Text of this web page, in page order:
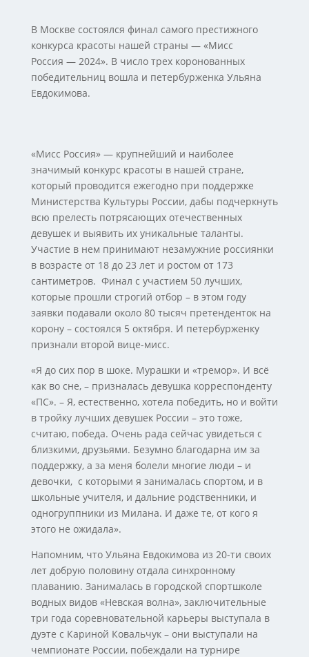
В Москве состоялся финал самого престижного
конкурса красоты нашей страны — «Мисс
Россия — 2024». В число трех коронованных
победительниц вошла и петербурженка Ульяна
Евдокимова.
«Мисс Россия» — крупнейший и наиболее
значимый конкурс красоты в нашей стране,
который проводится ежегодно при поддержке
Министерства Культуры России, дабы подчеркнуть
всю прелесть потрясающих отечественных
девушек и выявить их уникальные таланты.
Участие в нем принимают незамужние россиянки
в возрасте от 18 до 23 лет и ростом от 173
сантиметров. Финал с участием 50 лучших,
которые прошли строгий отбор – в этом году
заявки подавали около 80 тысяч претенденток на
корону – состоялся 5 октября. И петербурженку
признали второй вице-мисс.
«Я до сих пор в шоке. Мурашки и «тремор». И всё
как во сне, – призналась девушка корреспонденту
«ПС». – Я, естественно, хотела победить, но и войти
в тройку лучших девушек России – это тоже,
считаю, победа. Очень рада сейчас увидеться с
близкими, друзьями. Безумно благодарна им за
поддержку, а за меня болели многие люди – и
девочки, с которыми я занималась спортом, и в
школьные учителя, и дальние родственники, и
одногруппники из Милана. И даже те, от кого я
этого не ожидала».
Напомним, что Ульяна Евдокимова из 20-ти своих
лет добрую половину отдала синхронному
плаванию. Занималась в городской спортшколе
водных видов «Невская волна», заключительные
три года соревновательной карьеры выступала в
дуэте с Кариной Ковальчук – они выступали на
чемпионате России, побеждали на турнире